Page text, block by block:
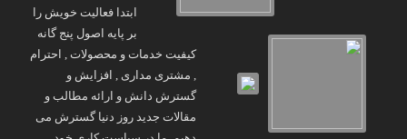
ابتدا فعالیت خویش را
بر پایه اصول پنج گانه
کیفیت خدمات و محصولات , احترام
, مشتری مداری , افزایش و
گسترش دانش و ارائه مطالب و
مقالات جدید روز دنیا گسترش می